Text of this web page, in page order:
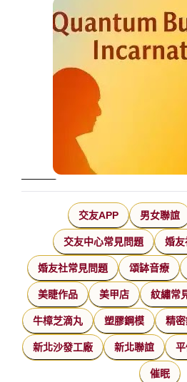
交友APP 男女聯誼
交友中心常見問題 婚友
婚友社常見問題 頌缽音療
美睫作品 美甲店 紋繡常
牛樟芝滴丸 塑膠鋼模 精
新北沙發工廠 新北聯誼
催眠